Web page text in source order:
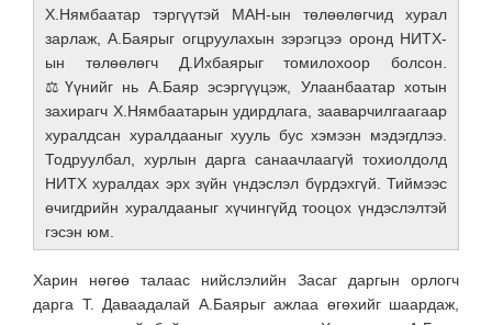
Х.Нямбаатар тэргүүтэй МАН-ын төлөөлөгчид хурал
зарлаж, А.Баярыг огцруулахын зэрэгцээ оронд НИТХ-
ын төлөөлөгч Д.Ихбаярыг томилохоор болсон.
⚖️Үүнийг нь А.Баяр эсэргүүцэж, Улаанбаатар хотын
захирагч Х.Нямбаатарын удирдлага, зааварчилгаагаар
хуралдсан хуралдааныг хууль бус хэмээн мэдэгдлээ.
Тодруулбал, хурлын дарга санаачлаагүй тохиолдолд
НИТХ хуралдах эрх зүйн үндэслэл бүрдэхгүй. Тиймээс
өчигдрийн хуралдааныг хүчингүйд тооцох үндэслэлтэй
гэсэн юм.
Харин нөгөө талаас нийслэлийн Засаг даргын орлогч
дарга Т. Даваадалай А.Баярыг ажлаа өгөхийг шаардаж,